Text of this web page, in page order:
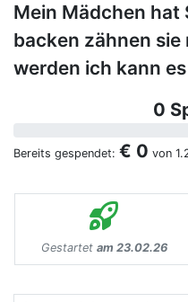
Mein Mädchen hat
backen zähnen
werden ich kann
0
Bereits gespendet: € 0 von
Gestartet am 23.02.26